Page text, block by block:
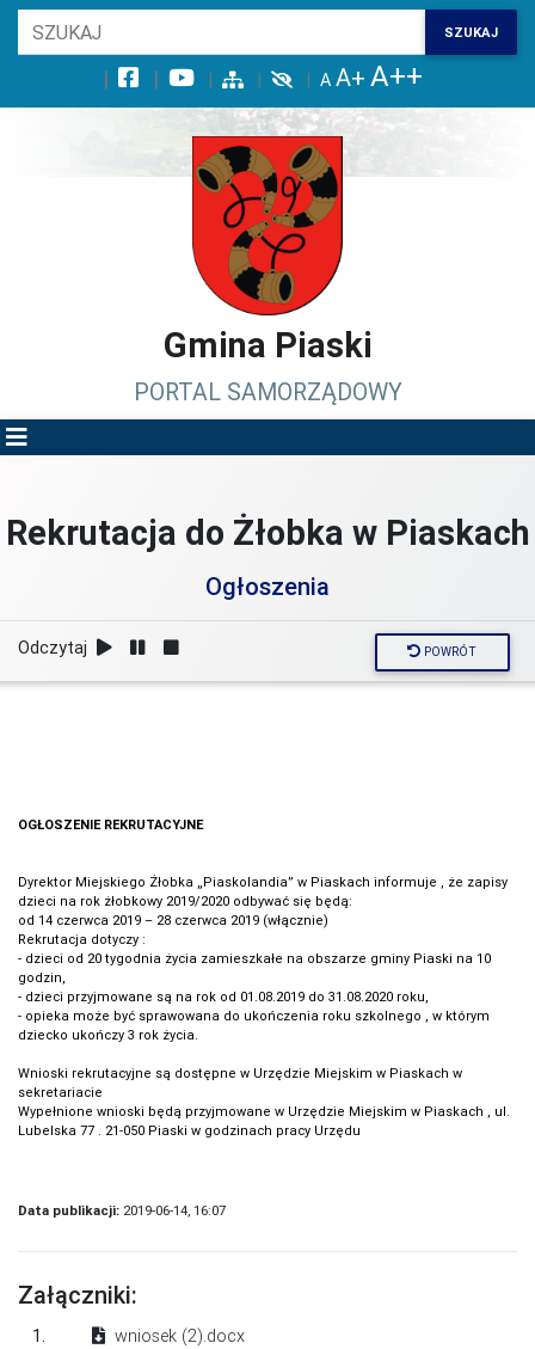
Wróć na początek strony
Przejdź do treści głównej
Przejdź do stopki
Przejdź do menu górnego
Przejdź do mapy serwisu
SZUKAJ
Gmina Piaski
PORTAL SAMORZĄDOWY
Rekrutacja do Żłobka w Piaskach
Ogłoszenia
Odczytaj POWRÓT
OGŁOSZENIE REKRUTACYJNE
Dyrektor Miejskiego Żłobka „Piaskolandia” w Piaskach informuje , że zapisy
dzieci na rok żłobkowy 2019/2020 odbywać się będą:
od 14 czerwca 2019 – 28 czerwca 2019 (włącznie)
Rekrutacja dotyczy :
- dzieci od 20 tygodnia życia zamieszkałe na obszarze gminy Piaski na 10
godzin,
- dzieci przyjmowane są na rok od 01.08.2019 do 31.08.2020 roku,
- opieka może być sprawowana do ukończenia roku szkolnego , w którym
dziecko ukończy 3 rok życia.
Wnioski rekrutacyjne są dostępne w Urzędzie Miejskim w Piaskach w
sekretariacie
Wypełnione wnioski będą przyjmowane w Urzędzie Miejskim w Piaskach , ul.
Lubelska 77 . 21-050 Piaski w godzinach pracy Urzędu
Data publikacji: 2019-06-14, 16:07
Załączniki:
1. wniosek (2).docx